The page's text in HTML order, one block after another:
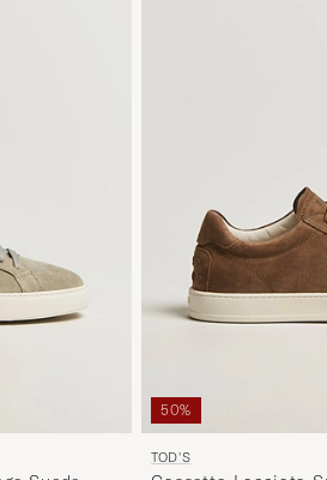
50%
TOD'S